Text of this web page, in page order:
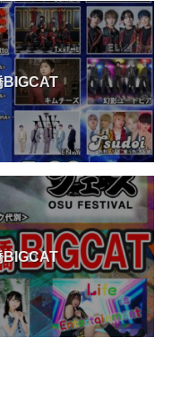
BIGCAT
BIGCAT